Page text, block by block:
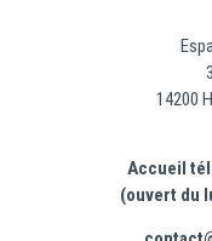
14200
Accueil
(ouvert du